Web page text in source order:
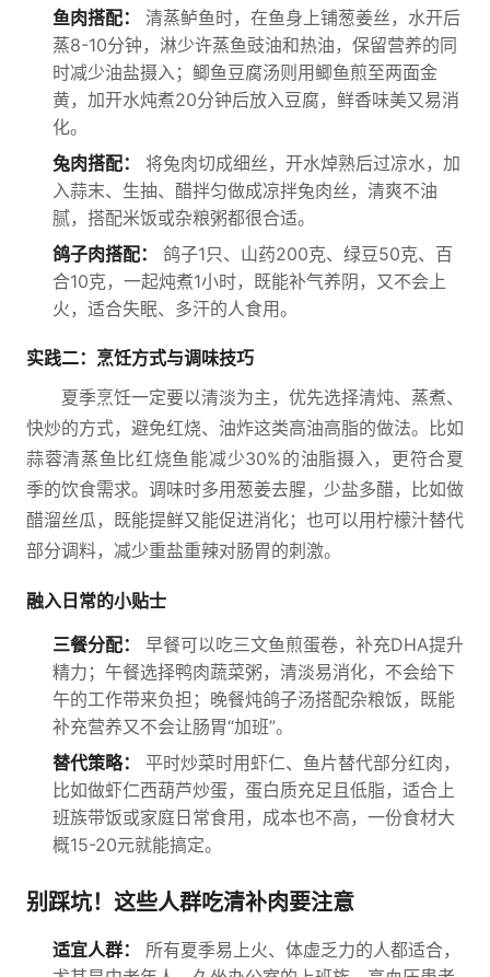
鱼肉搭配：
清蒸鲈鱼时，在鱼身上铺葱姜丝，水开后
蒸8-10分钟，淋少许蒸鱼豉油和热油，保留营养的同
时减少油盐摄入；鲫鱼豆腐汤则用鲫鱼煎至两面金
黄，加开水炖煮20分钟后放入豆腐，鲜香味美又易消
化。
兔肉搭配：
将兔肉切成细丝，开水焯熟后过凉水，加
入蒜末、生抽、醋拌匀做成凉拌兔肉丝，清爽不油
腻，搭配米饭或杂粮粥都很合适。
鸽子肉搭配：
鸽子1只、山药200克、绿豆50克、百
合10克，一起炖煮1小时，既能补气养阴，又不会上
火，适合失眠、多汗的人食用。
实践二：烹饪方式与调味技巧
夏季烹饪一定要以清淡为主，优先选择清炖、蒸煮、
快炒的方式，避免红烧、油炸这类高油高脂的做法。比如
蒜蓉清蒸鱼比红烧鱼能减少30%的油脂摄入，更符合夏
季的饮食需求。调味时多用葱姜去腥，少盐多醋，比如做
醋溜丝瓜，既能提鲜又能促进消化；也可以用柠檬汁替代
部分调料，减少重盐重辣对肠胃的刺激。
融入日常的小贴士
三餐分配：
早餐可以吃三文鱼煎蛋卷，补充DHA提升
精力；午餐选择鸭肉蔬菜粥，清淡易消化，不会给下
午的工作带来负担；晚餐炖鸽子汤搭配杂粮饭，既能
补充营养又不会让肠胃“加班”。
替代策略：
平时炒菜时用虾仁、鱼片替代部分红肉，
比如做虾仁西葫芦炒蛋，蛋白质充足且低脂，适合上
班族带饭或家庭日常食用，成本也不高，一份食材大
概15-20元就能搞定。
别踩坑！这些人群吃清补肉要注意
适宜人群：
所有夏季易上火、体虚乏力的人都适合，